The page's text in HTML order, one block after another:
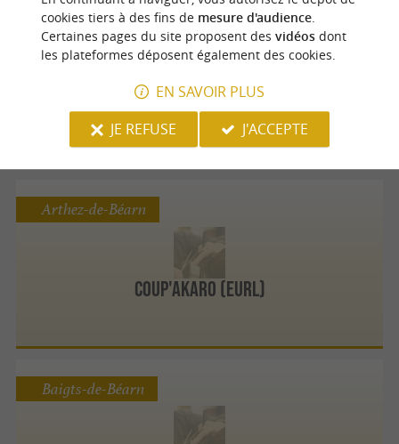
Coiffure au Masculin
Arthez-de-Béarn
Coup'akaro (Eurl)
Arthez-de-Béarn
Baigts-de-Béarn
cookies tiers à des fins de mesure d'audience.
Certaines pages du site proposent des vidéosdont
les plateformes déposent également des cookies.
EN SAVOIR PLUS
JE REFUSE
J'ACCEPTE